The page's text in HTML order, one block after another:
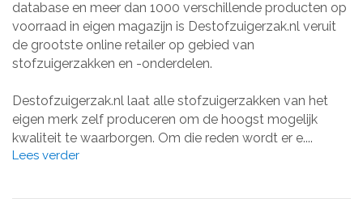
database en meer dan 1000 verschillende producten op
voorraad in eigen magazijn is Destofzuigerzak.nl veruit
de grootste online retailer op gebied van
stofzuigerzakken en -onderdelen.
Destofzuigerzak.nl laat alle stofzuigerzakken van het
eigen merk zelf produceren om de hoogst mogelijk
kwaliteit te waarborgen. Om die reden wordt er e....
Lees verder